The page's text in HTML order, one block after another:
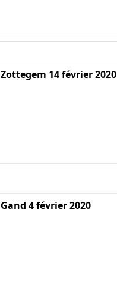
Zottegem 14 février 2020
Gand 4 février 2020